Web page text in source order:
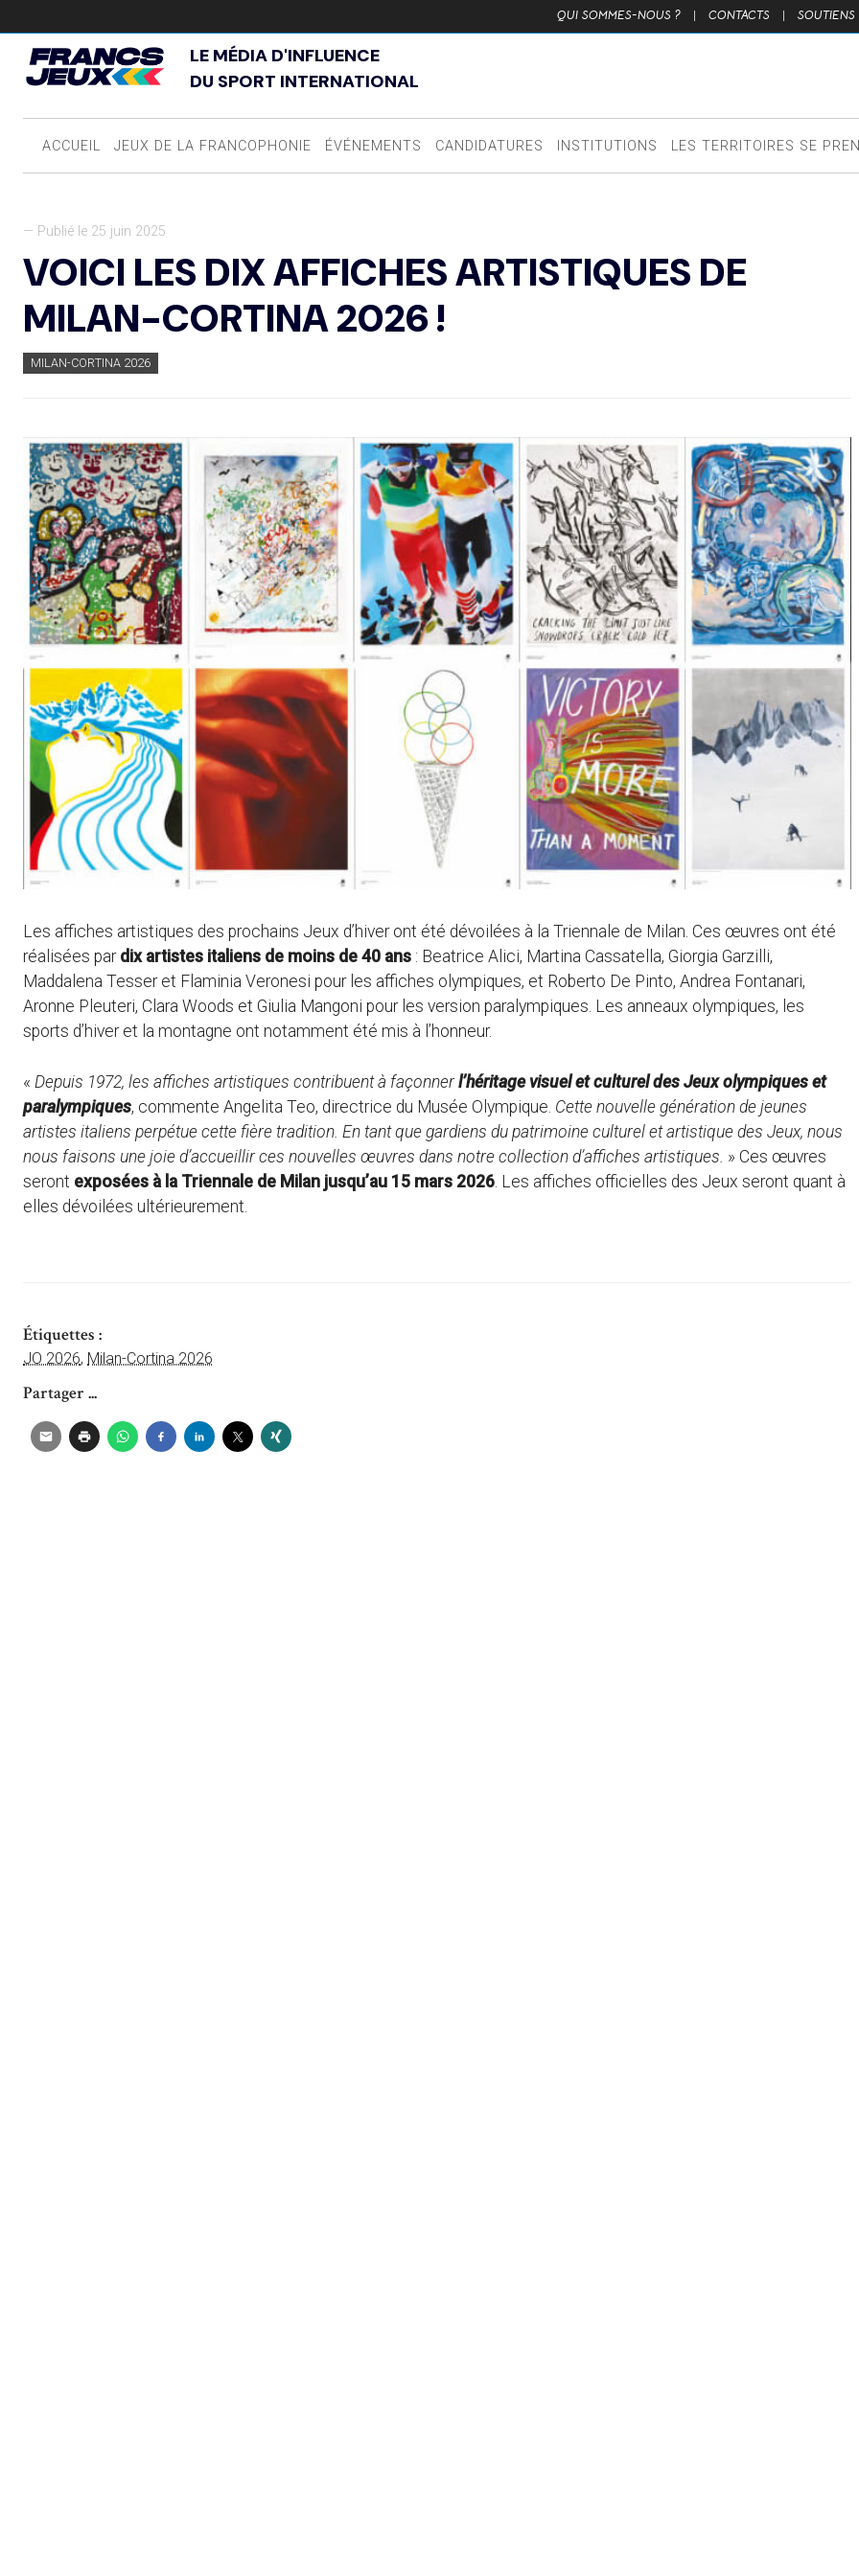
QUI SOMMES-NOUS ? | CONTACTS | SOUTIENS
LE MÉDIA D'INFLUENCE
DU SPORT INTERNATIONAL
ACCUEIL JEUX DE LA FRANCOPHONIE ÉVÉNEMENTS CANDIDATURES INSTITUTIONS LES TERRITOIRES SE
— Publié le 25 juin 2025
VOICI LES DIX AFFICHES ARTISTIQUES DE
MILAN-CORTINA 2026 !
MILAN-CORTINA 2026
Les affiches artistiques des prochains Jeux d’hiver ont été dévoilées à la Triennale de Milan. Ces œuvres ont été
réalisées par dix artistes italiens de moins de 40 ans : Beatrice Alici, Martina Cassatella, Giorgia Garzilli,
Maddalena Tesser et Flaminia Veronesi pour les affiches olympiques, et Roberto De Pinto, Andrea Fontanari,
Aronne Pleuteri, Clara Woods et Giulia Mangoni pour les version paralympiques. Les anneaux olympiques, les
sports d’hiver et la montagne ont notamment été mis à l’honneur.
« Depuis 1972, les affiches artistiques contribuent à façonnerl’héritage visuel et culturel des Jeux olympiques et
paralympiques, commente Angelita Teo, directrice du Musée Olympique. Cette nouvelle génération de jeunes
artistes italiens perpétue cette fière tradition. En tant que gardiens du patrimoine culturel et artistique des Jeux, nous
nous faisons une joie d’accueillir ces nouvelles œuvres dans notre collection d’affiches artistiques. » Ces œuvres
seront exposées à la Triennale de Milan jusqu’au 15 mars 2026 . Les affiches officielles des Jeux seront quant à
elles dévoilées ultérieurement.
Étiquettes :
JO 2026, Milan-Cortina 2026
Partager ...